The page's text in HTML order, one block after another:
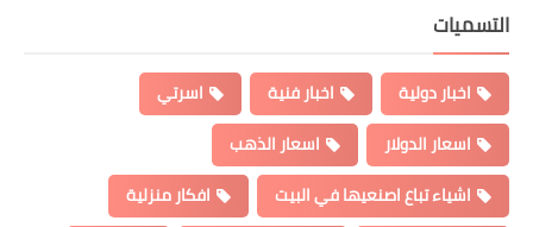
التسميات
اخبار دولية اخبار فنية
اسرتي
اسعار الدولار
اسعار الذهب
اشياء تباع اصنعيها في البيت
افكار منزلية